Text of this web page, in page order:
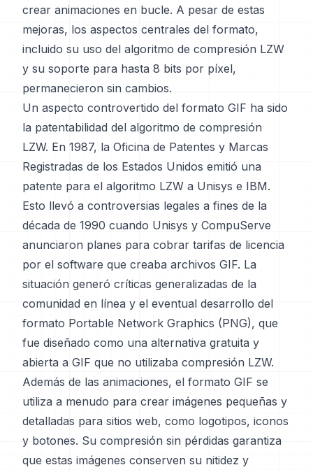
crear animaciones en bucle. A pesar de estas
mejoras, los aspectos centrales del formato,
incluido su uso del algoritmo de compresión LZW
y su soporte para hasta 8 bits por píxel,
permanecieron sin cambios.
Un aspecto controvertido del formato GIF ha sido
la patentabilidad del algoritmo de compresión
LZW. En 1987, la Oficina de Patentes y Marcas
Registradas de los Estados Unidos emitió una
patente para el algoritmo LZW a Unisys e IBM.
Esto llevó a controversias legales a fines de la
década de 1990 cuando Unisys y CompuServe
anunciaron planes para cobrar tarifas de licencia
por el software que creaba archivos GIF. La
situación generó críticas generalizadas de la
comunidad en línea y el eventual desarrollo del
formato Portable Network Graphics (PNG), que
fue diseñado como una alternativa gratuita y
abierta a GIF que no utilizaba compresión LZW.
Además de las animaciones, el formato GIF se
utiliza a menudo para crear imágenes pequeñas y
detalladas para sitios web, como logotipos, iconos
y botones. Su compresión sin pérdidas garantiza
que estas imágenes conserven su nitidez y